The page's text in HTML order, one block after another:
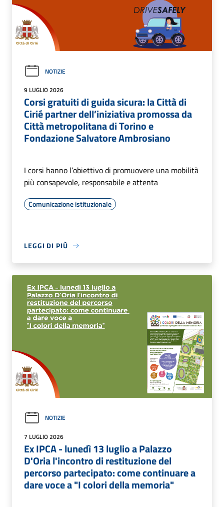
NOTIZIE
9 LUGLIO 2026
Corsi gratuiti di guida sicura: la Città di
Cirié partner dell’iniziativa promossa da
Città metropolitana di Torino e
Fondazione Salvatore Ambrosiano
I corsi hanno l’obiettivo di promuovere una mobilità
più consapevole, responsabile e attenta
Comunicazione istituzionale
LEGGI DI PIÙ
NOTIZIE
7 LUGLIO 2026
Ex IPCA - lunedì 13 luglio a Palazzo
D'Oria l'incontro di restituzione del
percorso partecipato: come continuare a
dare voce a "I colori della memoria"